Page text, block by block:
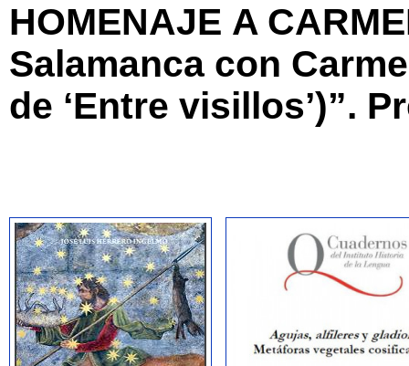
HOMENAJE A CARM
Salamanca con
de ‘Entre visillos’)”.